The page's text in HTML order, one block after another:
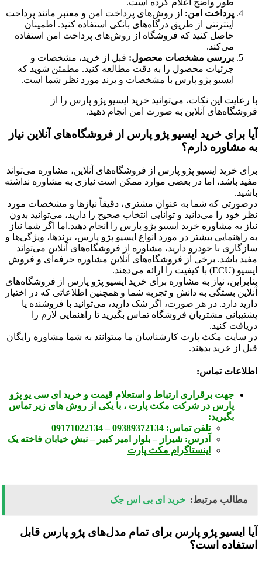
طور واضح اعلام کرده است.
پرداخت امن: از روش‌های پرداخت امن و معتبر مانند پرداخت
اینترنتی از طریق درگاه‌های بانکی استفاده کنید. اطمینان
حاصل کنید که فروشگاه از روش‌های پرداخت امن استفاده
می‌کند.
بررسی مشخصات محصول: قبل از خرید، مشخصات و
جزئیات محصول را به دقت مطالعه کنید. مطمئن شوید که
ایسیو پژو پارس با مشخصات و برند مورد نظر شما است.
با رعایت این نکات، می‌توانید خرید ایسیو پژو پارس را از
فروشگاه‌های آنلاین به صورت امن انجام دهید.
آیا برای خرید ایسیو پژو پارس از فروشگاه‌های آنلاین نیاز
به مشاوره دارم؟
برای خرید ایسیو پژو پارس از فروشگاه‌های آنلاین، مشاوره می‌تواند
مفید باشد، اما در بعضی موارد ممکن است نیازی به مشاوره نداشته
باشید.
درصورتی که شما به عنوان مشتری، دقیقاً نیازها و مشخصات مورد
نظر خود را می‌دانید و توانایی انتخاب صحیح را دارید، می‌توانید بدون
نیاز به مشاوره خرید ایسیو پژو پارس را انجام دهید. اما اگر شما نیاز
به راهنمایی بیشتر در مورد انواع ایسیو پژو پارس، برندها، ویژگی‌ها و
سازگاری با خودرو دارید، مشاوره از فروشگاه‌های آنلاین می‌تواند
مفید باشد. برخی از فروشگاه‌های آنلاین مشاوره حرفه‌ای و فروش
ایسیو (ECU) با کیفیت را ارائه می‌دهند
.
بنابراین، نیاز به مشاوره برای خرید ایسیو پژو پارس از فروشگاه‌های
آنلاین بستگی به دانش و تجربه شما و همچنین اطلاعاتی که در اختیار
دارید دارد. در هر صورت، اگر شک دارید، می‌توانید با فروشنده یا
پشتیبانی مشتریان فروشگاه تماس بگیرید تا راهنمایی لازم را
دریافت کنید.
در سایت مکث پارت کارشناسان ما میتوانند به شما مشاوره رایگان
قبل از خرید بدهند.
اطلاعات تماس:
جهت برقراری ارتباط و استعلام قیمت و خرید ای سی یو پژو
پارس در شرکت مکث پارت ، با یکی از روش های زیر تماس
بگیرید:
تلفن تماس: 09389372134
–
09171022134
آدرس: شیراز – بلوار امیر کبیر – نبش خیابان فاخته یک
اینستاگرام مکث پارت
مطالب مرتبط: خرید ای بی اس جک
آیا ایسیو پژو پارس برای تمام مدل‌های پژو پارس قابل
استفاده است؟